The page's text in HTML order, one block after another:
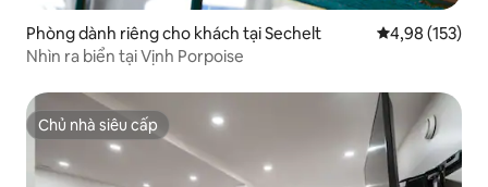
Phòng dành riêng cho khách tại Sechelt Xếp hạng
4,98 (153)
Nhìn ra biển tại Vịnh Porpoise
Chủ nhà siêu cấp
Chủ nhà siêu cấp